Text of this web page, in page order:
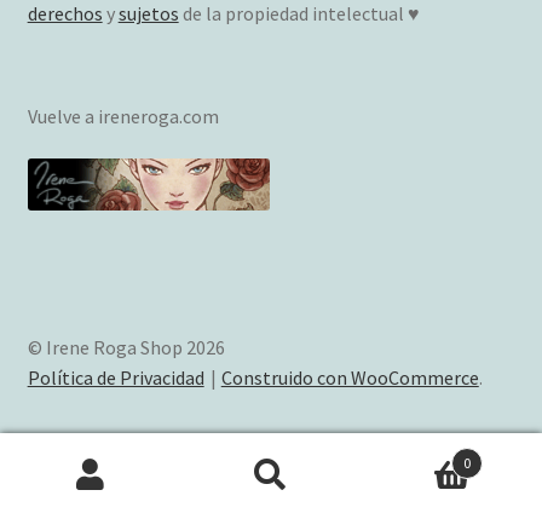
derechos ysujetos de la propiedad intelectual ♥
Vuelve a ireneroga.com
© Irene Roga Shop 2026
Política de Privacidad
Construido con WooCommerce.
0